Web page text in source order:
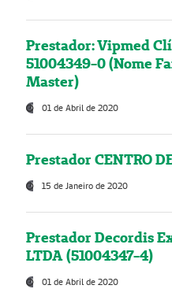
Prestador: Vipmed
51004349-0 (Nome
Master)
01 de Abril de 2020
Prestador CENTRO
15 de Janeiro de 2020
Prestador Decordis
LTDA (51004347-4)
01 de Abril de 2020